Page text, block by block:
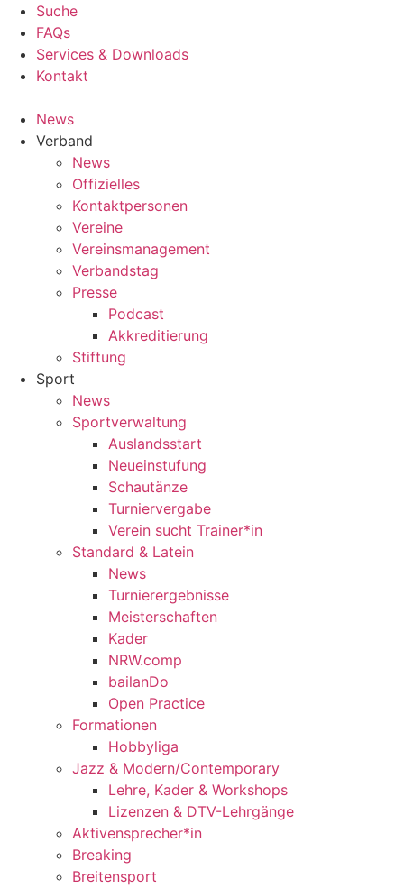
Suche
FAQs
Services & Downloads
Kontakt
News
Verband
News
Offizielles
Kontaktpersonen
Vereine
Vereinsmanagement
Verbandstag
Presse
Podcast
Akkreditierung
Stiftung
Sport
News
Sportverwaltung
Auslandsstart
Neueinstufung
Schautänze
Turniervergabe
Verein sucht Trainer*in
Standard & Latein
News
Turnierergebnisse
Meisterschaften
Kader
NRW.comp
bailanDo
Open Practice
Formationen
Hobbyliga
Jazz & Modern/Contemporary
Lehre, Kader & Workshops
Lizenzen & DTV-Lehrgänge
Aktivensprecher*in
Breaking
Breitensport